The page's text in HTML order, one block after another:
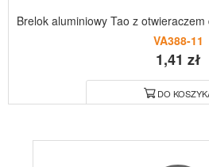
Brelok aluminiowy Tao z
VA388-11
1,41 zł
DO